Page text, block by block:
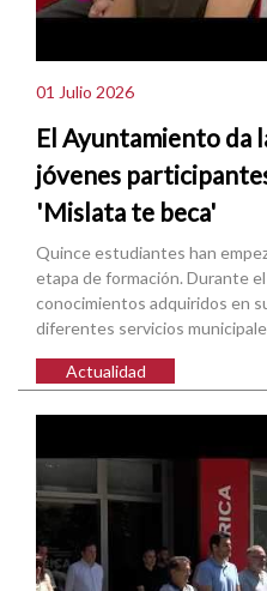
01 Julio 2026
El Ayuntamiento da
jóvenes
'Mislata te beca'
Quince estudiantes han
etapa de formación. Durante
conocimientos adquiridos en
diferentes servicios
Actualidad